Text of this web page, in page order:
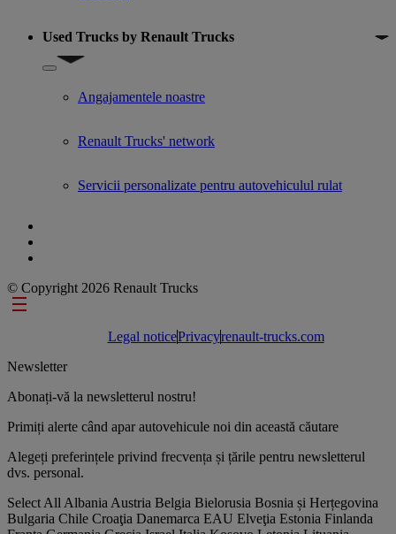
Used Trucks by Renault Trucks
Show submenu for Used Trucks by Renault Trucks
Angajamentele noastre
Renault Trucks' network
Servicii personalizate pentru autovehiculul rulat
© Copyright 2026 Renault Trucks
Footer links
Legal noticePrivacyrenault-trucks.com
Newsletter
Abonați-vă la newsletterul nostru!
Primiți alerte când apar autovehicule noi din această căutare
Alegeți preferințele privind frecvența și țările pentru newsletterul
dvs. personal.
Select All Albania Austria Belgia Bielorusia Bosnia și Herțegovina
Bulgaria Chile Croaţia Danemarca EAU Elveţia Estonia Finlanda